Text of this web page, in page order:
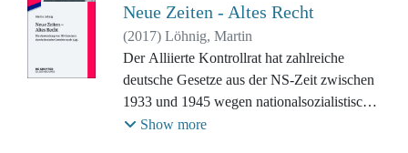
Neue Zeiten - Altes Recht
(2017) Löhnig, Martin
Der Alliierte Kontrollrat hat zahlreiche
deutsche Gesetze aus der NS-Zeit zwischen
1933 und 1945 wegen nationalsozialistischer
Inhalte aufgehoben. Die Mehrzahl dieser
Show more